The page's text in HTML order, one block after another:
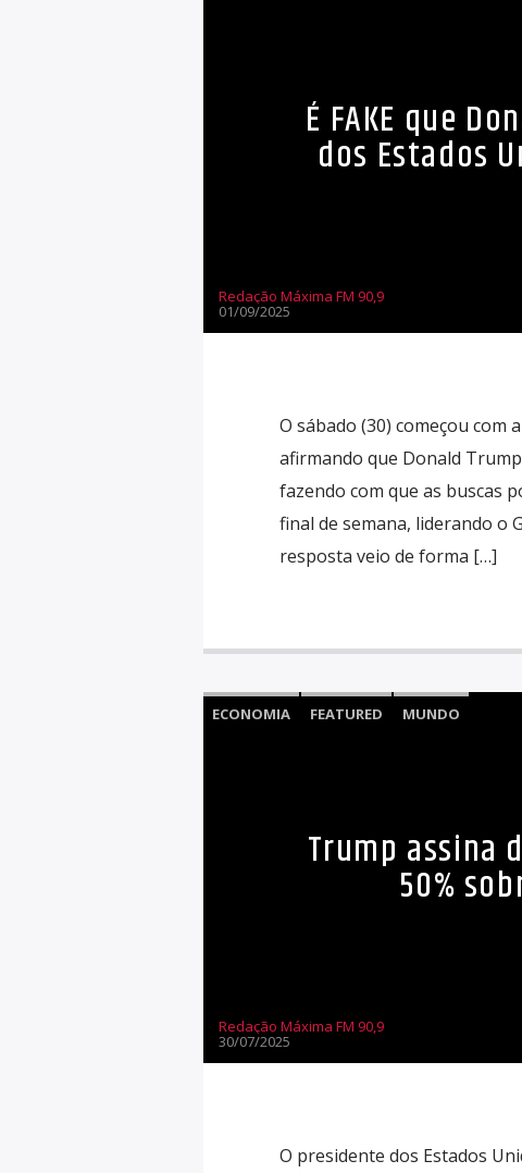
É FAKE que
dos Estados
Redação Máxima FM 90,9
01/09/2025
O sábado (30) começou com
afirmando que Donald
fazendo com que as buscas
final de semana, liderando o
resposta veio de forma […]
ECONOMIA FEATURED MUNDO
Trump assina
50%
Redação Máxima FM 90,9
30/07/2025
O presidente dos Estados